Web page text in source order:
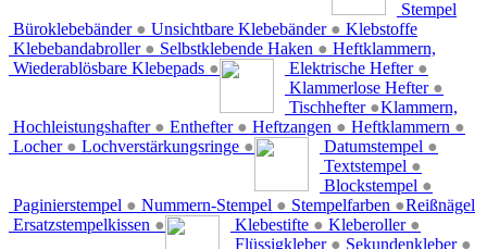
Büroklebebänder ● Unsichtbare Klebebänder ●
Klebebandabroller ● Selbstklebende Haken ●
Wiederablösbare Klebepads ● Elektrische Hefter ●
Klammerlose Hefter ●
Tischhefter ●
Hochleistungshafter ● Enthefter ● Heftzangen ● Heftklammern ●
Locher ● Lochverstärkungsringe ●
Stempel
Datumstempel ●
Textstempel ●
Blockstempel ●
Paginierstempel ● Nummern-Stempel ● Stempelfarben ●
Ersatzstempelkissen ●
Klebstoffe
Klebestifte ● Kleberoller ●
Flüssigkleber ● Sekundenkleber ●
Heftklammern,
Klammern,
Reißnägel